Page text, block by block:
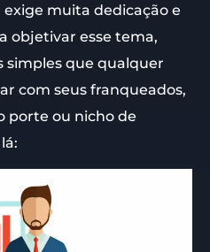
muita dedicação e
objetivar esse tema,
simples que qualquer
com seus franqueados,
porte ou nicho de